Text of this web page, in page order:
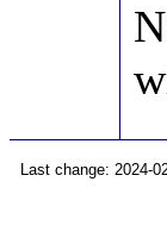
Last change: 2024-